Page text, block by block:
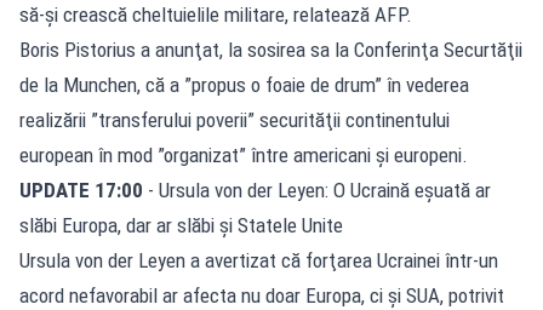
să-şi crească cheltuielile militare, relatează AFP.
Boris Pistorius a anunţat, la sosirea sa la Conferinţa Securtăţii
de la Munchen, că a ”propus o foaie de drum” în vederea
realizării ”transferului poverii” securităţii continentului
european în mod ”organizat” între americani şi europeni.
UPDATE 17:00 - Ursula von der Leyen: O Ucraină eşuată ar
slăbi Europa, dar ar slăbi şi Statele Unite
Ursula von der Leyen a avertizat că forţarea Ucrainei într-un
acord nefavorabil ar afecta nu doar Europa, ci şi SUA, potrivit